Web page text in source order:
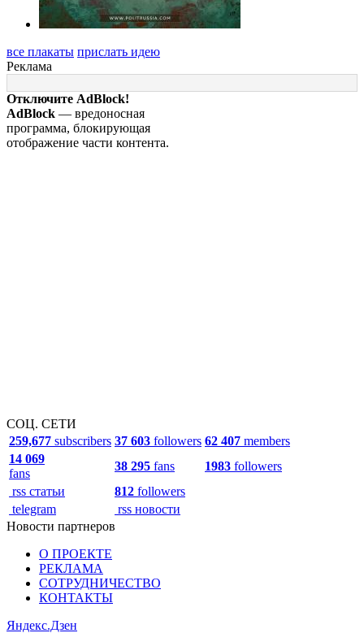
все плакаты прислать идею
Реклама
Отключите AdBlock!
AdBlock — вредоносная
программа, блокирующая
отображение части контента.
СОЦ. СЕТИ
259,677 subscribers 37 603 followers 62 407 members
14 069
fans
38 295 fans 1983 followers
rss статьи
812 followers
telegram
rss новости
Новости партнеров
О ПРОЕКТЕ
РЕКЛАМА
СОТРУДНИЧЕСТВО
КОНТАКТЫ
Яндекс.Дзен